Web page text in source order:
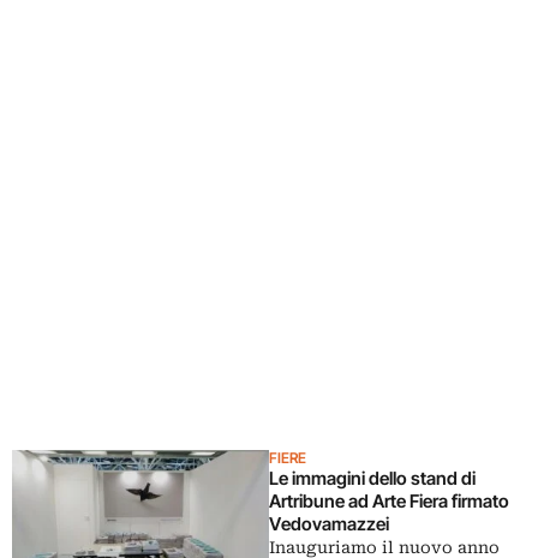
FIERE
Le immagini dello stand di
Artribune ad Arte Fiera firmato
Vedovamazzei
Inauguriamo il nuovo anno